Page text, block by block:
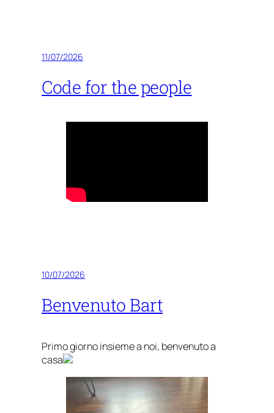
11/07/2026
Code for the people
10/07/2026
Benvenuto Bart
Primo giorno insieme a noi, benvenuto a
casa